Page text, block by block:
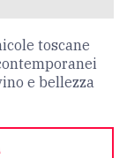
toscane
e bellezza